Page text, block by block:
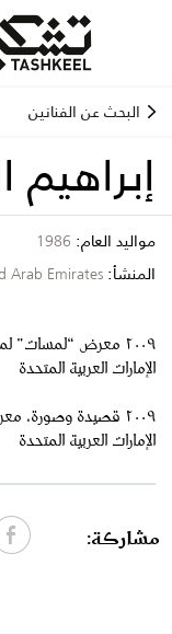
البحث عن الفنانين
إبراهيم
مواليد العام: 1986
المنشأ: Arab Emirates
٢٠٠٩ معرض “لمسات”
الإمارات العربية المتحدة
٢٠٠٩ قصيدة وصورة،
الإمارات العربية المتحدة
مشاركة: